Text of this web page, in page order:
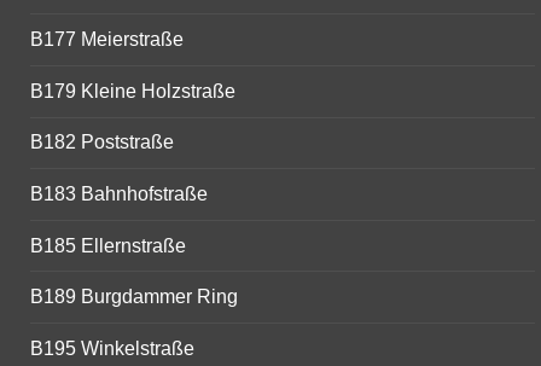
B177 Meierstraße
B179 Kleine Holzstraße
B182 Poststraße
B183 Bahnhofstraße
B185 Ellernstraße
B189 Burgdammer Ring
B195 Winkelstraße